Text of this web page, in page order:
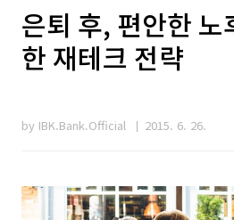
은퇴 후, 편안한 노
한 재테크 전략
by IBK.Bank.Official 2015. 6. 26.